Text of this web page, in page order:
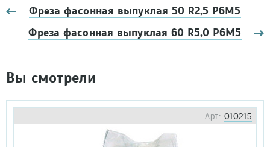
Фреза фасонная выпуклая 50 R2,5 Р6М5
Фреза фасонная выпуклая 60 R5,0 Р6М5
Вы смотрели
Арт.: 010215